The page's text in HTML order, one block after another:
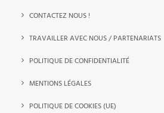
CONTACTEZ NOUS !
TRAVAILLER AVEC NOUS / PARTENARIATS
POLITIQUE DE CONFIDENTIALITÉ
MENTIONS LÉGALES
POLITIQUE DE COOKIES (UE)